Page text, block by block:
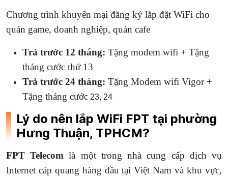
Chương trình khuyến mại đăng ký lắp đặt WiFi cho
quán game, doanh nghiệp, quán cafe
Trả trước 12 tháng: Tặng modem wifi + Tặng
tháng cước thứ 13
Trả trước 24 tháng: Tặng Modem wifi Vigor +
Tặng tháng cước 23, 24
Lý do nên lắp WiFi FPT tại phường
Hưng Thuận, TPHCM?
FPT Telecom là một trong nhà cung cấp dịch vụ
Internet cáp quang hàng đầu tại Việt Nam và khu vực,